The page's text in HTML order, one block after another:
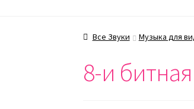
Все Звуки Музыка для
8-и